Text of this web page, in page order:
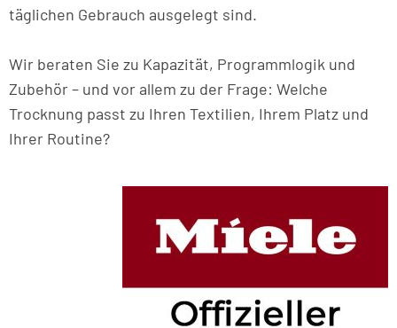
täglichen Gebrauch ausgelegt sind.
Wir beraten Sie zu Kapazität, Programmlogik und
Zubehör – und vor allem zu der Frage: Welche
Trocknung passt zu Ihren Textilien, Ihrem Platz und
Ihrer Routine?